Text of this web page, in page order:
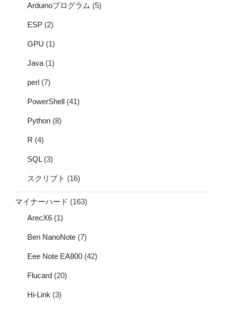
Arduinoプログラム (5)
ESP (2)
GPU (1)
Java (1)
perl (7)
PowerShell (41)
Python (8)
R (4)
SQL(3)
スクリプト (16)
マイナーハード (163)
ArecX6 (1)
Ben NanoNote (7)
Eee Note EA800 (42)
Flucard (20)
Hi-Link (3)